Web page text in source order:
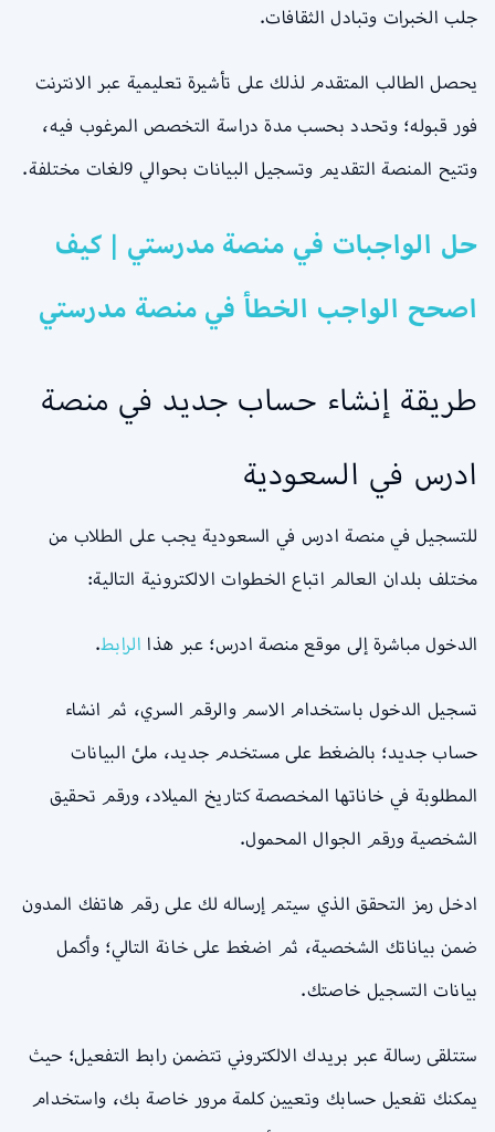
جلب الخبرات وتبادل الثقافات.
يحصل الطالب المتقدم لذلك على تأشيرة تعليمية عبر الانترنت
فور قبوله؛ وتحدد بحسب مدة دراسة التخصص المرغوب فيه،
وتتيح المنصة التقديم وتسجيل البيانات بحوالي 9لغات مختلفة.
حل الواجبات في منصة مدرستي | كيف
اصحح الواجب الخطأ في منصة مدرستي
طريقة إنشاء حساب جديد في منصة
ادرس في السعودية
للتسجيل في منصة ادرس في السعودية يجب على الطلاب من
مختلف بلدان العالم اتباع الخطوات الالكترونية التالية:
الدخول مباشرة إلى موقع منصة ادرس؛ عبر هذا الرابط.
تسجيل الدخول باستخدام الاسم والرقم السري، ثم انشاء
حساب جديد؛ بالضغط على مستخدم جديد، ملئ البيانات
المطلوبة في خاناتها المخصصة كتاريخ الميلاد، ورقم تحقيق
الشخصية ورقم الجوال المحمول.
ادخل رمز التحقق الذي سيتم إرساله لك على رقم هاتفك المدون
ضمن بياناتك الشخصية، ثم اضغط على خانة التالي؛ وأكمل
بيانات التسجيل خاصتك.
ستتلقى رسالة عبر بريدك الالكتروني تتضمن رابط التفعيل؛ حيث
يمكنك تفعيل حسابك وتعيين كلمة مرور خاصة بك، واستخدام